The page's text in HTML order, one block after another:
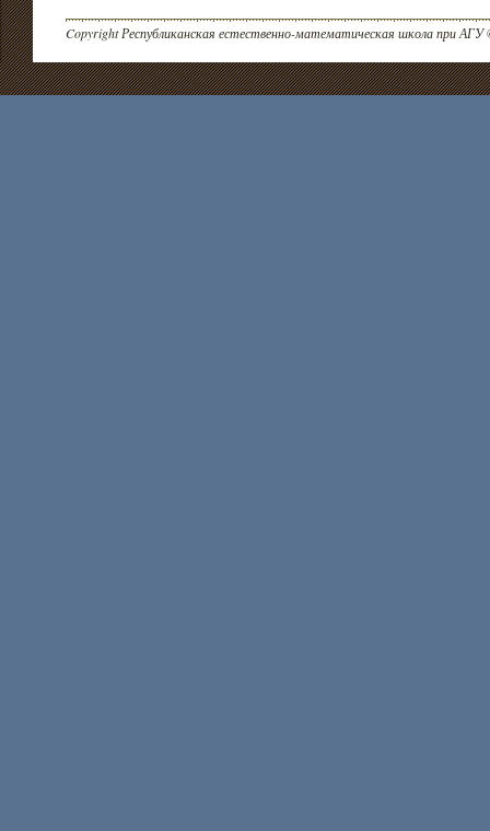
Copyright Республиканская естественно-математическая школа при АГУ